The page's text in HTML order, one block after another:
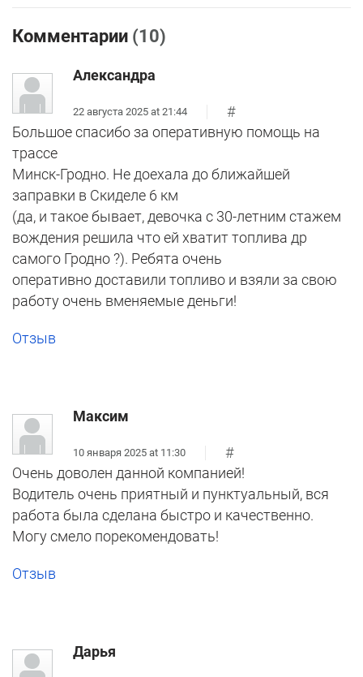
Комментарии (10)
Александра
22 августа 2025 at 21:44
#
Большое спасибо за оперативную помощь на
трассе
Минск-Гродно. Не доехала до ближайшей
заправки в Скиделе 6 км
(да, и такое бывает, девочка с 30-летним стажем
вождения решила что ей хватит топлива др
самого Гродно ?). Ребята очень
оперативно доставили топливо и взяли за свою
работу очень вменяемые деньги!
Отзыв
Максим
10 января 2025 at 11:30
#
Очень доволен данной компанией!
Водитель очень приятный и пунктуальный, вся
работа была сделана быстро и качественно.
Могу смело порекомендовать!
Отзыв
Дарья